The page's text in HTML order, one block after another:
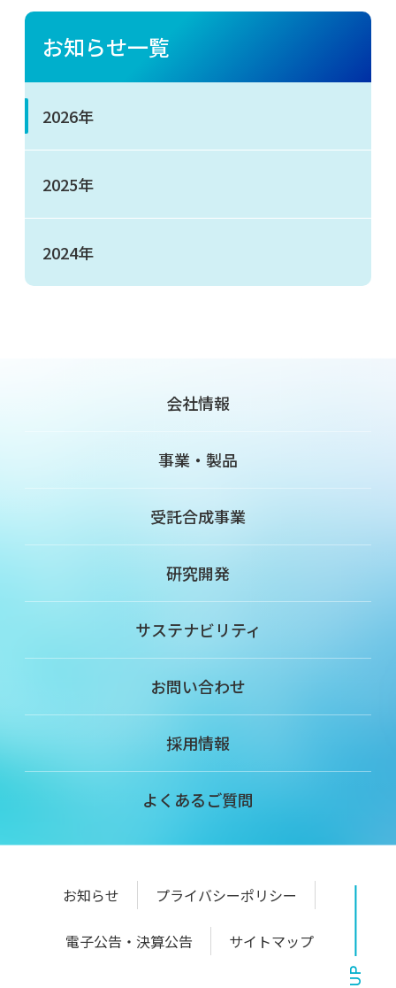
お知らせ一覧
2026年
2025年
2024年
会社情報
事業・製品
受託合成事業
研究開発
サステナビリティ
お問い合わせ
採用情報
よくあるご質問
お知らせ プライバシーポリシー
電子公告・決算公告 サイトマップ